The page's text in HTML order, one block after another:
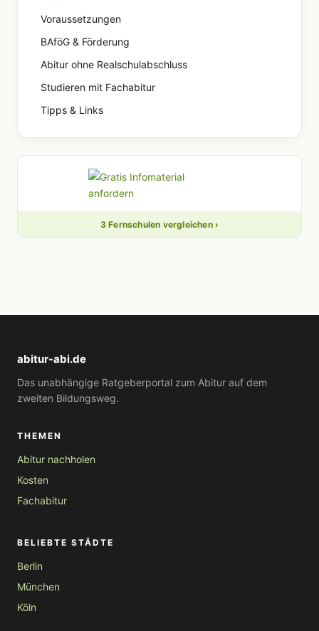
Voraussetzungen
BAföG & Förderung
Abitur ohne Realschulabschluss
Studieren mit Fachabitur
Tipps & Links
3 Fernschulen vergleichen ›
abitur-abi.de
Das unabhängige Ratgeberportal zum Abitur auf dem
zweiten Bildungsweg.
THEMEN
Abitur nachholen
Kosten
Fachabitur
BELIEBTE STÄDTE
Berlin
München
Köln